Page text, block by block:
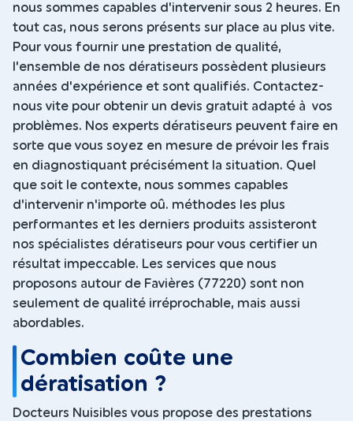
nous sommes capables d'intervenir sous 2 heures. En
tout cas, nous serons présents sur place au plus vite.
Pour vous fournir une prestation de qualité,
l'ensemble de nos dératiseurs possèdent plusieurs
années d'expérience et sont qualifiés. Contactez-
nous vite pour obtenir un devis gratuit adapté à vos
problèmes. Nos experts dératiseurs peuvent faire en
sorte que vous soyez en mesure de prévoir les frais
en diagnostiquant précisément la situation. Quel
que soit le contexte, nous sommes capables
d'intervenir n'importe oû. méthodes les plus
performantes et les derniers produits assisteront
nos spécialistes dératiseurs pour vous certifier un
résultat impeccable. Les services que nous
proposons autour de Favières (77220) sont non
seulement de qualité irréprochable, mais aussi
abordables.
Combien coûte une
dératisation ?
Docteurs Nuisibles vous propose des prestations